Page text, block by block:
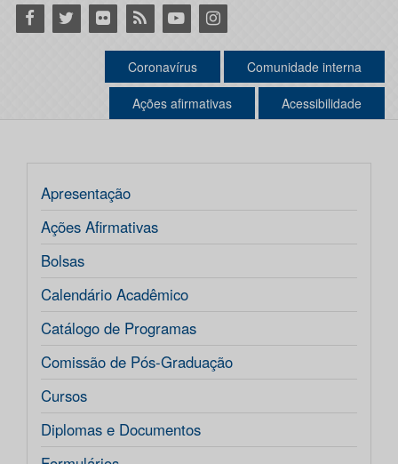
Facebook
Twitter Flickr RSS YoutubeInstagram
Coronavírus Comunidade interna
Ações afirmativas Acessibilidade
Apresentação
Ações Afirmativas
Bolsas
Calendário Acadêmico
Catálogo de Programas
Comissão de Pós-Graduação
Cursos
Diplomas e Documentos